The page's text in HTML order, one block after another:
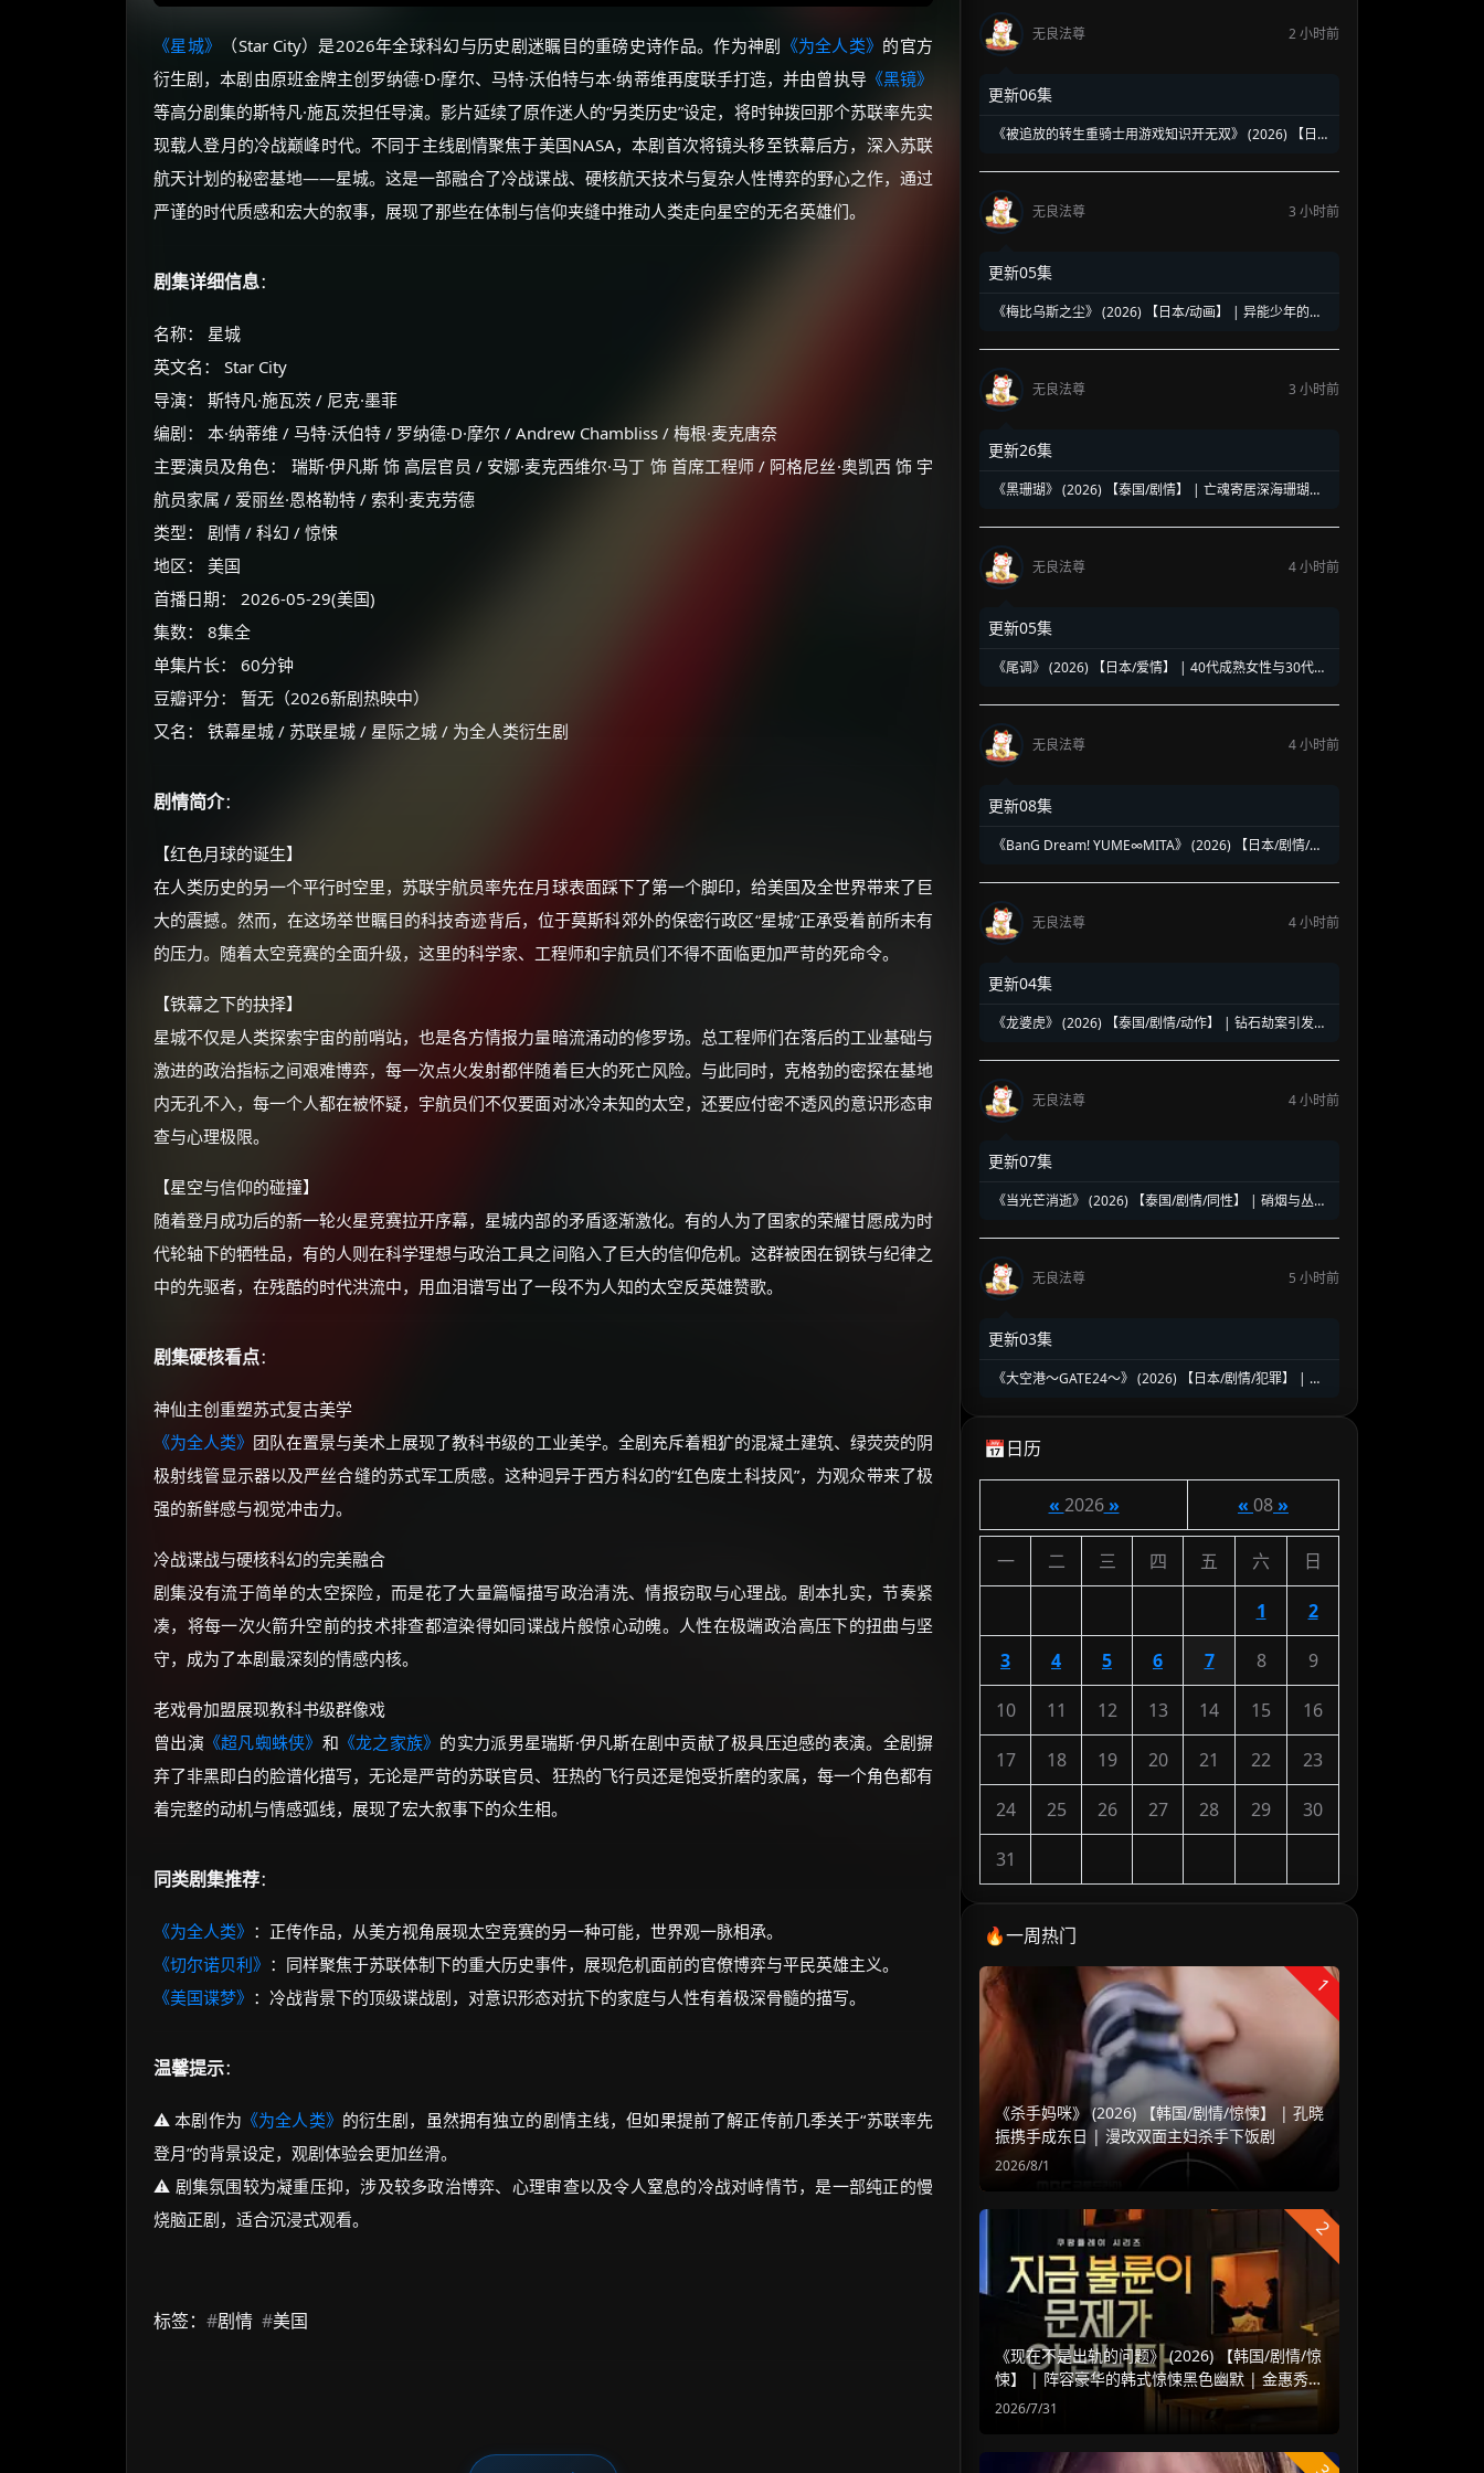
《星城》 （Star City）是2026年全球科幻与历史剧迷瞩目的重磅史诗作品。作为神剧 《为全人类》 的官方
衍生剧，本剧由原班金牌主创罗纳德·D·摩尔、马特·沃伯特与本·纳蒂维再度联手打造，并由曾执导《黑镜》
等高分剧集的斯特凡·施瓦茨担任导演。影片延续了原作迷人的“另类历史”设定，将时钟拨回那个苏联率先实
现载人登月的冷战巅峰时代。不同于主线剧情聚焦于美国NASA，本剧首次将镜头移至铁幕后方，深入苏联
航天计划的秘密基地——星城。这是一部融合了冷战谍战、硬核航天技术与复杂人性博弈的野心之作，通过
严谨的时代质感和宏大的叙事，展现了那些在体制与信仰夹缝中推动人类走向星空的无名英雄们。
剧集详细信息：
名称： 星城
英文名： Star City
导演： 斯特凡·施瓦茨 / 尼克·墨菲
编剧： 本·纳蒂维 / 马特·沃伯特 / 罗纳德·D·摩尔 / Andrew Chambliss / 梅根·麦克唐奈
主要演员及角色： 瑞斯·伊凡斯 饰 高层官员 / 安娜·麦克西维尔·马丁 饰 首席工程师 / 阿格尼丝·奥凯西 饰 宇
航员家属 / 爱丽丝·恩格勒特 / 索利·麦克劳德
类型： 剧情 / 科幻 / 惊悚
地区： 美国
首播日期： 2026-05-29(美国)
集数： 8集全
单集片长： 60分钟
豆瓣评分： 暂无（2026新剧热映中）
又名： 铁幕星城 / 苏联星城 / 星际之城 / 为全人类衍生剧
剧情简介：
【红色月球的诞生】
在人类历史的另一个平行时空里，苏联宇航员率先在月球表面踩下了第一个脚印，给美国及全世界带来了巨
大的震撼。然而，在这场举世瞩目的科技奇迹背后，位于莫斯科郊外的保密行政区“星城”正承受着前所未有
的压力。随着太空竞赛的全面升级，这里的科学家、工程师和宇航员们不得不面临更加严苛的死命令。
【铁幕之下的抉择】
星城不仅是人类探索宇宙的前哨站，也是各方情报力量暗流涌动的修罗场。总工程师们在落后的工业基础与
激进的政治指标之间艰难博弈，每一次点火发射都伴随着巨大的死亡风险。与此同时，克格勃的密探在基地
内无孔不入，每一个人都在被怀疑，宇航员们不仅要面对冰冷未知的太空，还要应付密不透风的意识形态审
查与心理极限。
【星空与信仰的碰撞】
随着登月成功后的新一轮火星竞赛拉开序幕，星城内部的矛盾逐渐激化。有的人为了国家的荣耀甘愿成为时
代轮轴下的牺牲品，有的人则在科学理想与政治工具之间陷入了巨大的信仰危机。这群被困在钢铁与纪律之
中的先驱者，在残酷的时代洪流中，用血泪谱写出了一段不为人知的太空反英雄赞歌。
剧集硬核看点：
神仙主创重塑苏式复古美学
《为全人类》 团队在置景与美术上展现了教科书级的工业美学。全剧充斥着粗犷的混凝土建筑、绿荧荧的阴
极射线管显示器以及严丝合缝的苏式军工质感。这种迥异于西方科幻的“红色废土科技风”，为观众带来了极
强的新鲜感与视觉冲击力。
冷战谍战与硬核科幻的完美融合
剧集没有流于简单的太空探险，而是花了大量篇幅描写政治清洗、情报窃取与心理战。剧本扎实，节奏紧
凑，将每一次火箭升空前的技术排查都渲染得如同谍战片般惊心动魄。人性在极端政治高压下的扭曲与坚
守，成为了本剧最深刻的情感内核。
老戏骨加盟展现教科书级群像戏
曾出演 《超凡蜘蛛侠》 和 《龙之家族》 的实力派男星瑞斯·伊凡斯在剧中贡献了极具压迫感的表演。全剧摒
弃了非黑即白的脸谱化描写，无论是严苛的苏联官员、狂热的飞行员还是饱受折磨的家属，每一个角色都有
着完整的动机与情感弧线，展现了宏大叙事下的众生相。
同类剧集推荐：
《为全人类》 ：正传作品，从美方视角展现太空竞赛的另一种可能，世界观一脉相承。
《切尔诺贝利》 ：同样聚焦于苏联体制下的重大历史事件，展现危机面前的官僚博弈与平民英雄主义。
《美国谍梦》 ：冷战背景下的顶级谍战剧，对意识形态对抗下的家庭与人性有着极深骨髓的描写。
温馨提示：
⚠️ 本剧作为 《为全人类》 的衍生剧，虽然拥有独立的剧情主线，但如果提前了解正传前几季关于“苏联率先
登月”的背景设定，观剧体验会更加丝滑。
⚠️ 剧集氛围较为凝重压抑，涉及较多政治博弈、心理审查以及令人窒息的冷战对峙情节，是一部纯正的慢
烧脑正剧，适合沉浸式观看。
标签： #剧情 #美国
无良法尊
2 小时前
更新06集
《被追放的转生重骑士用游戏知识开无双》 (2026) 【日
界爽番
无良法尊
3 小时前
更新05集
《梅比乌斯之尘》 (2026) 【日本/动画】 | 异能少年的莫
无良法尊 3 小时前
更新26集
《黑珊瑚》 (2026) 【泰国/剧情】 | 亡魂寄居深海珊瑚的
无良法尊 4 小时前
更新05集
《尾调》 (2026) 【日本/爱情】 | 40代成熟女性与30代压
无良法尊 4 小时前
更新08集
《BanG Dream! YUME∞MITA》 (2026) 【日本/剧情/动
少女成长物语
无良法尊
4 小时前
更新04集
《龙婆虎》 (2026) 【泰国/剧情/动作】 | 钻石劫案引发的
无良法尊 4 小时前
更新07集
《当光芒消逝》 (2026) 【泰国/剧情/同性】 | 硝烟与丛林
无良法尊 5 小时前
更新03集
《大空港～GATE24～》 (2026) 【日本/剧情/犯罪】 | 机
📅日历
« 2026» « 08»
一 二 三 四 五 六 日
1 2
3 4 5 6 7 8 9
10 11 12 13 14 15 16
17 18 19 20 21 22 23
24 25 26 27 28 29 30
31
🔥一周热门
1
《杀手妈咪》 (2026) 【韩国/剧情/惊悚】 | 孔晓
振携手成东日 | 漫改双面主妇杀手下饭剧
2026/8/1
2
《现在不是出轨的问题》 (2026) 【韩国/剧情/惊
悚】 | 阵容豪华的韩式惊悚黑色幽默 | 金惠秀 x
赵汝贞强强联手
2026/7/31
价格有浮动，请直接搜索查最低价！
还有支付宝现金红包、外卖红包、
优惠券、活动红包，每日可领。
☕ 海外大侠？通过 Ko-fi 赐茶